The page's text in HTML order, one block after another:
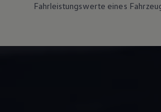
Fahrleistungswerte eines